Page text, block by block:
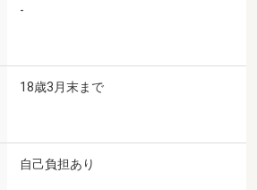
-
18歳3月末まで
自己負担あり